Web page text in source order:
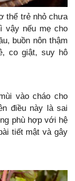
thể trẻ nhỏ chưa
vậy nếu mẹ cho
buồn nôn thậm
co giật, suy hô
vào cháo cho
điều này là sai
phù hợp với hệ
tiết mật và gây